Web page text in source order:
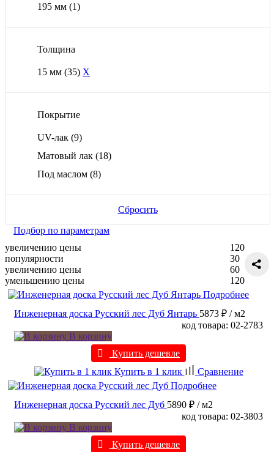
195 мм (1)
Толщина
15 мм (35) X
Покрытие
UV-лак (9)
Матовый лак (18)
Под маслом (8)
Сбросить
Подбор по параметрам
увеличению цены
популярности
увеличению цены
уменьшению цены
120
30
60
120
Подробнее
Инженерная доска Русский лес Дуб Янтарь 5873 ₽ / м2
код товара: 02-2783
В корзину
Купить дешевле
Купить в 1 клик
Сравнение
Подробнее
Инженерная доска Русский лес Дуб 5890 ₽ / м2
код товара: 02-3803
В корзину
Купить дешевле